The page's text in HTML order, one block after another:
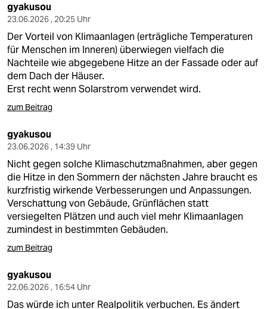
gyakusou
23.06.2026 , 20:25 Uhr
Der Vorteil von Klimaanlagen (erträgliche Temperaturen
für Menschen im Inneren) überwiegen vielfach die
Nachteile wie abgegebene Hitze an der Fassade oder auf
dem Dach der Häuser.
Erst recht wenn Solarstrom verwendet wird.
zum Beitrag
gyakusou
23.06.2026 , 14:39 Uhr
Nicht gegen solche Klimaschutzmaßnahmen, aber gegen
die Hitze in den Sommern der nächsten Jahre braucht es
kurzfristig wirkende Verbesserungen und Anpassungen.
Verschattung von Gebäude, Grünflächen statt
versiegelten Plätzen und auch viel mehr Klimaanlagen
zumindest in bestimmten Gebäuden.
zum Beitrag
gyakusou
22.06.2026 , 16:54 Uhr
Das würde ich unter Realpolitik verbuchen. Es ändert